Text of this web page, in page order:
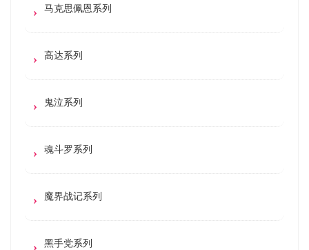
马克思佩恩系列
高达系列
鬼泣系列
魂斗罗系列
魔界战记系列
黑手党系列